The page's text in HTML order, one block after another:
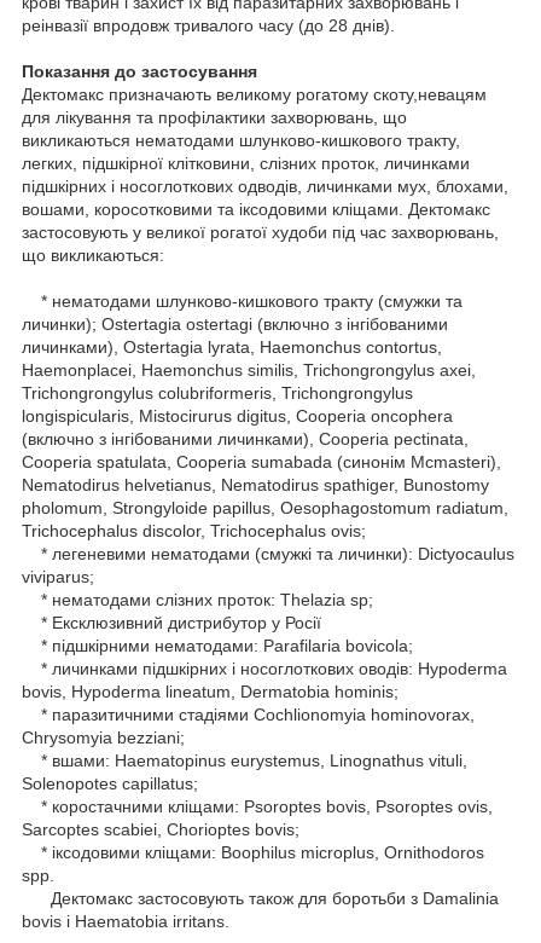
реінвазії впродовж тривалого часу (до 28 днів).
Показання до застосування
Дектомакс призначають великому рогатому скоту,невацям
для лікування та профілактики захворювань, що
викликаються нематодами шлунково-кишкового тракту,
легких, підшкірної клітковини, слізних проток, личинками
підшкірних і носоглоткових одводів, личинками мух, блохами,
вошами, коросотковими та іксодовими кліщами. Дектомакс
застосовують у великої рогатої худоби під час захворювань,
що викликаються:
* нематодами шлунково-кишкового тракту (смужки та
личинки); Ostertagia ostertagi (включно з інгібованими
личинками), Ostertagia lyrata, Haemonchus contortus,
Haemonplacei, Haemonchus similis, Trichongrongylus axei,
Trichongrongylus colubriformeris, Trichongrongylus
longispicularis, Mistocirurus digitus, Cooperia oncophera
(включно з інгібованими личинками), Cooperia pectinata,
Cooperia spatulata, Cooperia sumabada (синонім Mcmasteri),
Nematodirus helvetianus, Nematodirus spathiger, Bunostomy
pholomum, Strongyloide papillus, Oesophagostomum radiatum,
Trichocephalus discolor, Trichocephalus ovis;
* легеневими нематодами (смужкі та личинки): Dictyocaulus
viviparus;
* нематодами слізних проток: Thelazia sp;
* Ексклюзивний дистрибутор у Росії
* підшкірними нематодами: Parafilaria bovicola;
* личинками підшкірних і носоглоткових оводів: Hypoderma
bovis, Hypoderma lineatum, Dermatobia hominis;
* паразитичними стадіями Cochlionomyia hominovorax,
Chrysomyia bezziani;
* вшами: Haematopinus eurystemus, Linognathus vituli,
Solenopotes capillatus;
* коростачними кліщами: Psoroptes bovis, Psoroptes ovis,
Sarcoptes scabiei, Chorioptes bovis;
* іксодовими кліщами: Boophilus microplus, Ornithodoros
spp.
Дектомакс застосовують також для боротьби з Damalinia
bovis і Haematobia irritans.